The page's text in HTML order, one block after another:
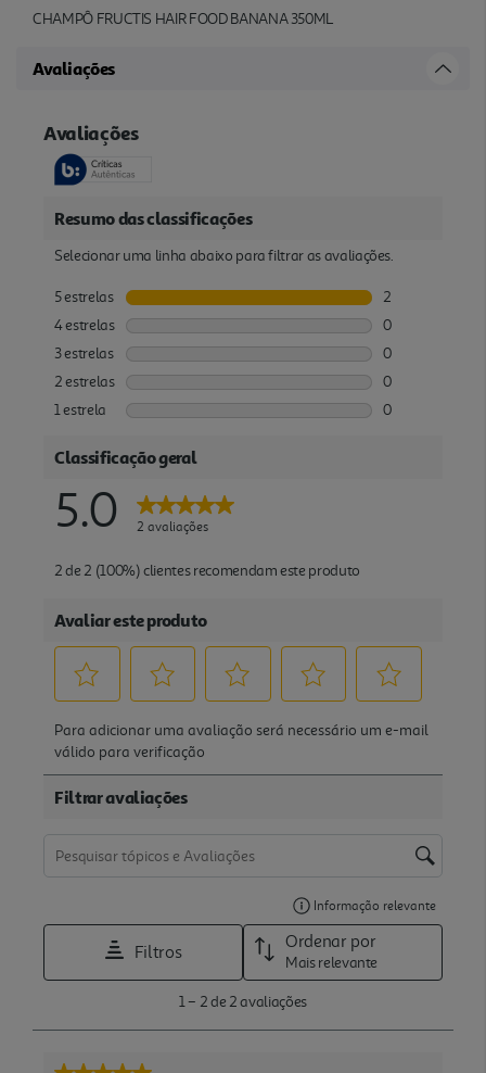
CHAMPÔ FRUCTIS HAIR FOOD BANANA 350ML
Avaliações